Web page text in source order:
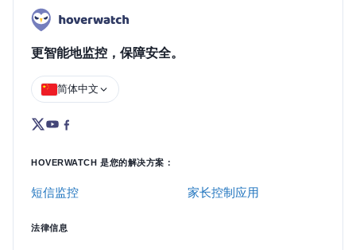
更智能地监控，保障安全。
简体中文
HOVERWATCH 是您的解决方案：
短信监控 家长控制应用
法律信息